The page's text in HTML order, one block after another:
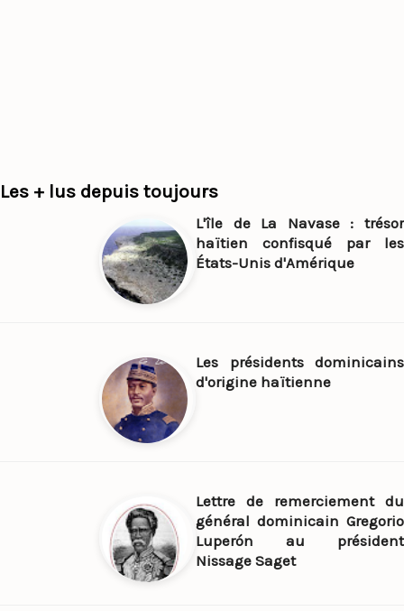
Les + lus depuis toujours
L'île de La Navase : trésor
haïtien confisqué par les
États-Unis d'Amérique
Les présidents dominicains
d'origine haïtienne
Lettre de remerciement du
général dominicain Gregorio
Luperón au président
Nissage Saget